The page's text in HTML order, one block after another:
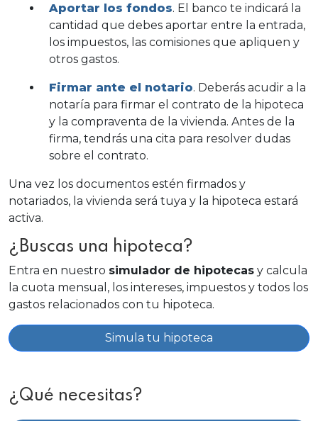
Aportar los fondos. El banco te indicará la
cantidad que debes aportar entre la entrada,
los impuestos, las comisiones que apliquen y
otros gastos.
Firmar ante el notario. Deberás acudir a la
notaría para firmar el contrato de la hipoteca
y la compraventa de la vivienda. Antes de la
firma, tendrás una cita para resolver dudas
sobre el contrato.
Una vez los documentos estén firmados y
notariados, la vivienda será tuya y la hipoteca estará
activa.
¿Buscas una hipoteca?
Entra en nuestro simulador de hipotecas y calcula
la cuota mensual, los intereses, impuestos y todos los
gastos relacionados con tu hipoteca.
Simula tu hipoteca
¿Qué necesitas?